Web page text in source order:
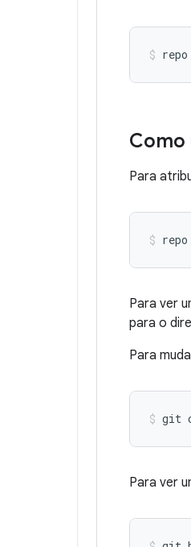
Como
Para
Para ver
para o
Para
git
Para ver